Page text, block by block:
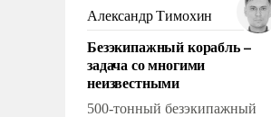
образованных людей. Иногда
казалось, что эти вопросы
решены раз и навсегда, но –
нет, не решены.
Александр Тимохин
Безэкипажный корабль –
задача со многими
неизвестными
500-тонный безэкипажный